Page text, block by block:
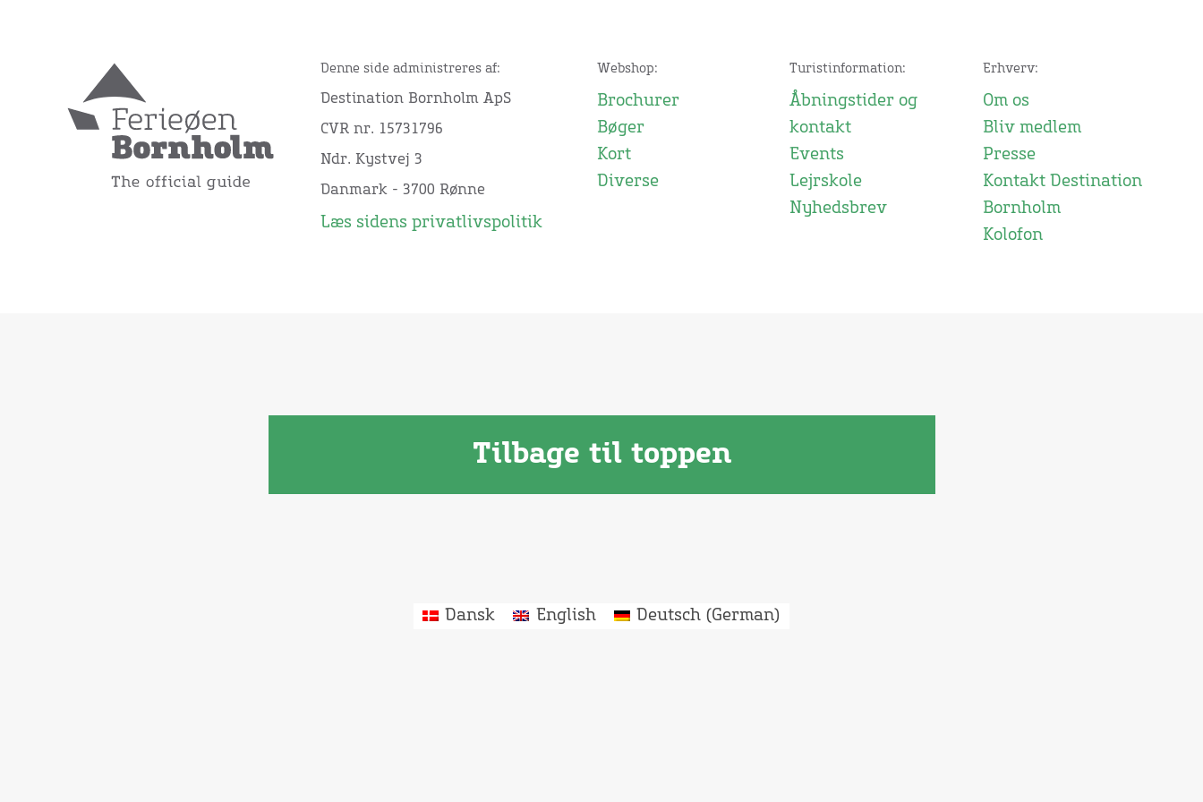
Denne side administreres af:
Destination Bornholm ApS
CVR nr. 15731796
Ndr. Kystvej 3
Danmark - 3700 Rønne
Læs sidens privatlivspolitik
Webshop:
Brochurer
Bøger
Kort
Diverse
Turistinformation:
Åbningstider og
kontakt
Events
Lejrskole
Nyhedsbrev
Erhverv:
Om os
Bliv medlem
Presse
Kontakt Destination
Bornholm
Kolofon
Tilbage til toppen
Dansk English Deutsch(German)